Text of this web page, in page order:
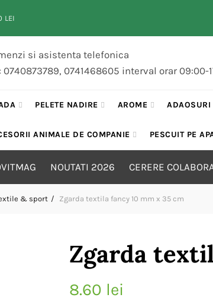
LEI
si asistenta telefonica
0740873789, 0741468605 interval orar
PELETE NADIRE AROME ADAOSURI
ANIMALE DE COMPANIE PESCUIT PE
NOUTATI 2026 CERERE
& sport Zgarda textila fancy 10 mm x 35 cm
Zgarda
8.60 lei